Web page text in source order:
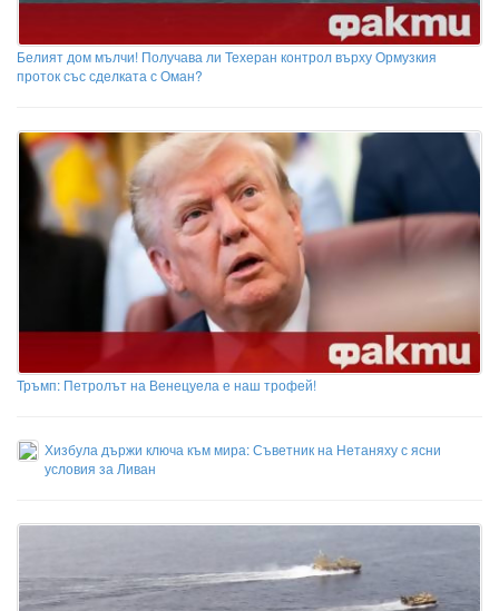
Белият дом мълчи! Получава ли Техеран контрол върху Ормузкия
проток със сделката с Оман?
Тръмп: Петролът на Венецуела е наш трофей!
Хизбула държи ключа към мира: Съветник на Нетаняху с ясни
условия за Ливан